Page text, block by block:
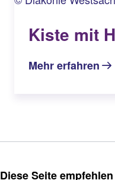
Kiste mit
Mehr erfahren
Diese Seite empfehlen